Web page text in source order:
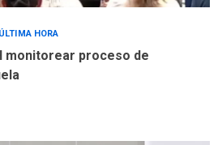
ÚLTIMA HORA
monitorear proceso de